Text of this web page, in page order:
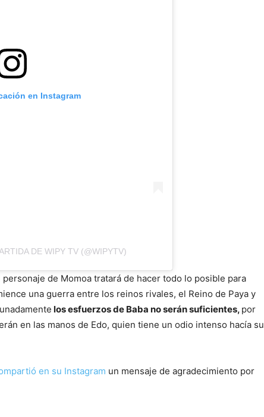
en Instagram
DE WIPY TV (@WIPYTV)
de Momoa tratará de hacer todo lo posible para
una guerra entre los reinos rivales, el Reino de Paya y
los esfuerzos de Baba no serán suficientes, por
en las manos de Edo, quien tiene un odio intenso hacía su
en su Instagram un mensaje de agradecimiento por